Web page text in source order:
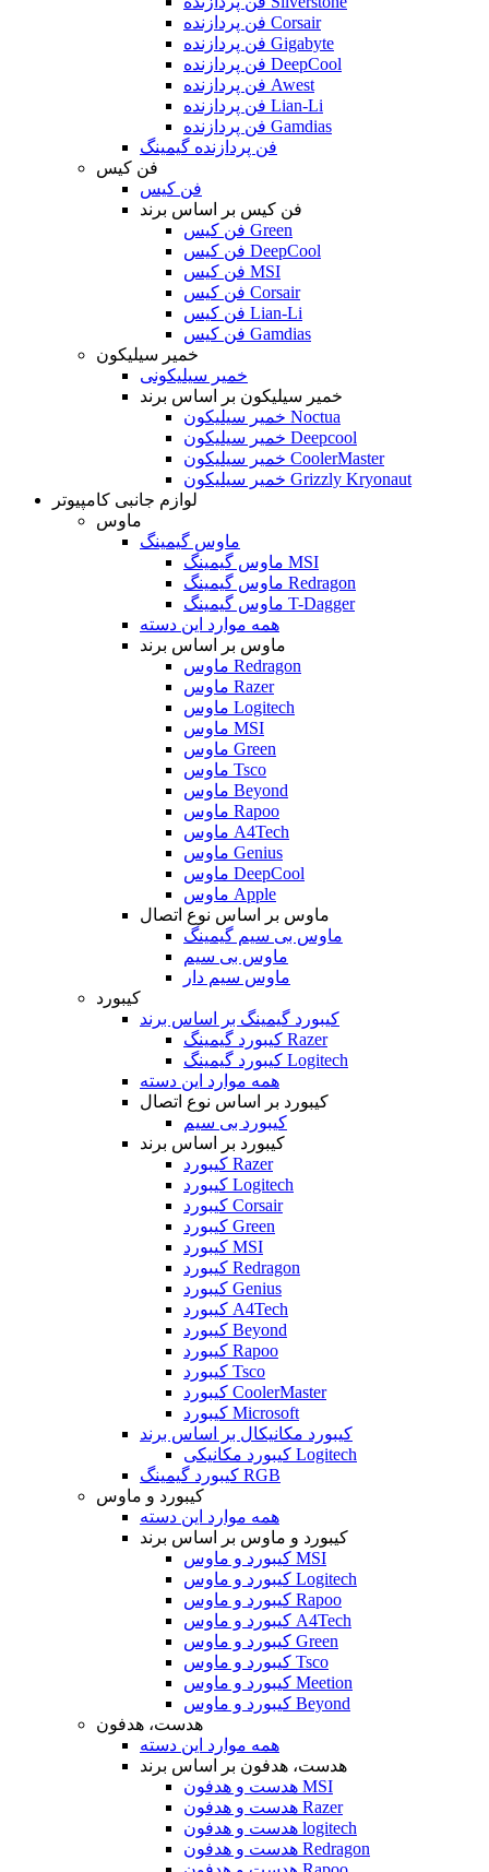
فن پردازنده Corsair
فن پردازنده Gigabyte
فن پردازنده DeepCool
فن پردازنده Awest
فن پردازنده Lian-Li
فن پردازنده Gamdias
فن پردازنده گیمینگ
فن کیس
فن کیس
فن کیس بر اساس برند
فن کیس Green
فن کیس DeepCool
فن کیس MSI
فن کیس Corsair
فن کیس Lian-Li
فن کیس Gamdias
خمیر سیلیکون
خمیر سیلیکونی
خمیر سیلیکون بر اساس برند
خمیر سیلیکون Noctua
خمیر سیلیکون Deepcool
خمیر سیلیکون CoolerMaster
خمیر سیلیکون Grizzly Kryonaut
لوازم جانبی کامپیوتر
ماوس
ماوس گیمینگ
ماوس گیمینگ MSI
ماوس گیمینگ Redragon
ماوس گیمینگ T-Dagger
همه موارد این دسته
ماوس بر اساس برند
ماوس Redragon
ماوس Razer
ماوس Logitech
ماوس MSI
ماوس Green
ماوس Tsco
ماوس Beyond
ماوس Rapoo
ماوس A4Tech
ماوس Genius
ماوس DeepCool
ماوس Apple
ماوس بر اساس نوع اتصال
ماوس بی سیم گیمینگ
ماوس بی سیم
ماوس سیم دار
کیبورد
کیبورد گیمینگ بر اساس برند
کیبورد گیمینگ Razer
کیبورد گیمینگ Logitech
همه موارد این دسته
کیبورد بر اساس نوع اتصال
کیبورد بی سیم
کیبورد بر اساس برند
کیبورد Razer
کیبورد Logitech
کیبورد Corsair
کیبورد Green
کیبورد MSI
کیبورد Redragon
کیبورد Genius
کیبورد A4Tech
کیبورد Beyond
کیبورد Rapoo
کیبورد Tsco
کیبورد CoolerMaster
کیبورد Microsoft
کیبورد مکانیکال بر اساس برند
کیبورد مکانیکی Logitech
کیبورد گیمینگ RGB
کیبورد و ماوس
همه موارد این دسته
کیبورد و ماوس بر اساس برند
کیبورد و ماوس MSI
کیبورد و ماوس Logitech
کیبورد و ماوس Rapoo
کیبورد و ماوس A4Tech
کیبورد و ماوس Green
کیبورد و ماوس Tsco
کیبورد و ماوس Meetion
کیبورد و ماوس Beyond
هدست، هدفون
همه موارد این دسته
هدست، هدفون بر اساس برند
هدست و هدفون MSI
هدست و هدفون Razer
هدست و هدفون logitech
هدست و هدفون Redragon